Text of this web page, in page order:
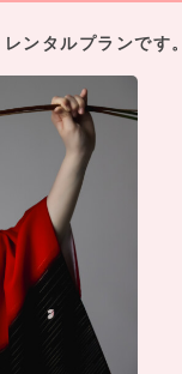
ンタルプランです。